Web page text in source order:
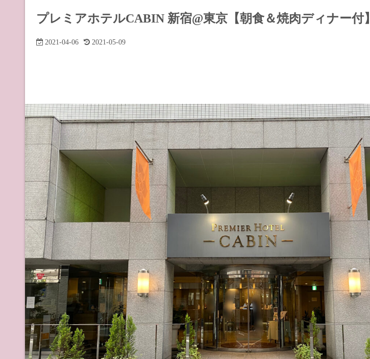
道の駅 山梨
プレミアホテルCABIN 新宿@東京【朝食＆焼肉ディナー付】
2021-04-06 2021-05-09